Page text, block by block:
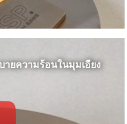
ยความร้อนในมุมเอียง